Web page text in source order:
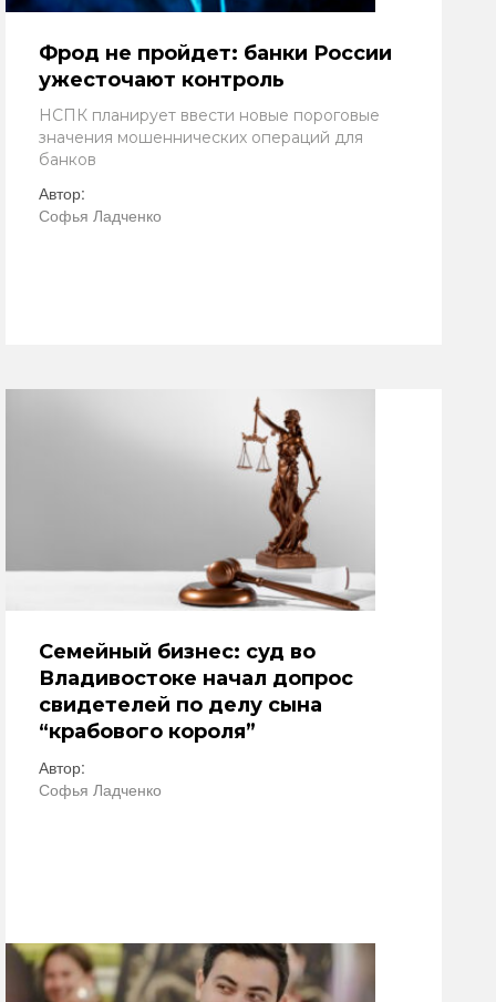
Фрод не пройдет: банки России
ужесточают контроль
НСПК планирует ввести новые пороговые
значения мошеннических операций для
банков
Автор:
Софья Ладченко
Семейный бизнес: суд во
Владивостоке начал допрос
свидетелей по делу сына
“крабового короля”
Автор:
Софья Ладченко